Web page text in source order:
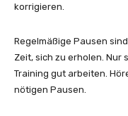
korrigieren.
Regelmäßige Pausen
Zeit, sich zu erholen. Nur
Training gut arbeiten.
nötigen Pausen.